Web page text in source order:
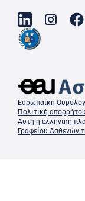
Ευρωπαϊκή
Πολιτική απορρήτου
Αυτή η ελληνική
Γραφείου Ασθενών